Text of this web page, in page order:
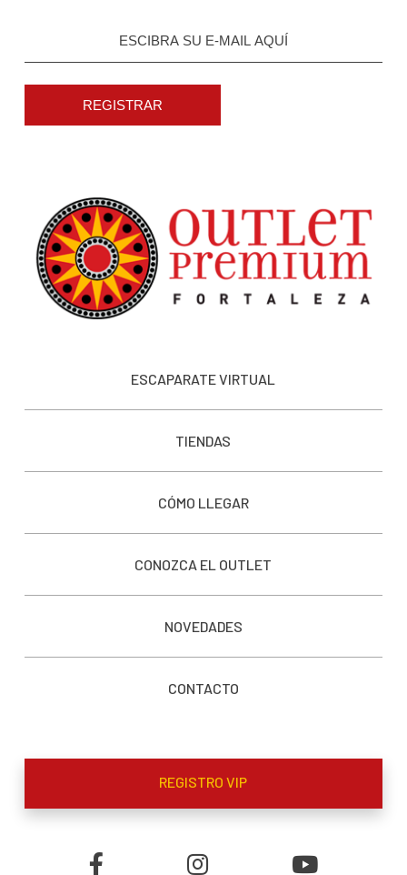
REGISTRAR
ESCAPARATE VIRTUAL
TIENDAS
CÓMO LLEGAR
CONOZCA EL OUTLET
NOVEDADES
CONTACTO
REGISTRO VIP